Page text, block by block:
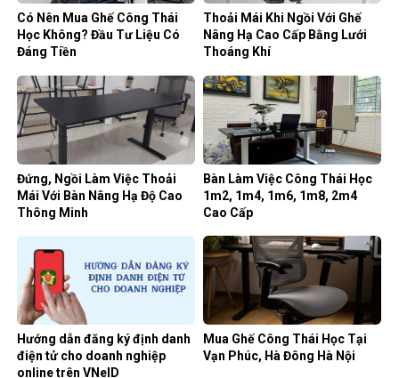
Có Nên Mua Ghế Công Thái
Học Không? Đầu Tư Liệu Có
Đáng Tiền
Thoải Mái Khi Ngồi Với Ghế
Nâng Hạ Cao Cấp Bằng Lưới
Thoáng Khí
Đứng, Ngồi Làm Việc Thoải
Mái Với Bàn Nâng Hạ Độ Cao
Thông Minh
Bàn Làm Việc Công Thái Học
1m2, 1m4, 1m6, 1m8, 2m4
Cao Cấp
Hướng dẫn đăng ký định danh
điện tử cho doanh nghiệp
online trên VNeID
Mua Ghế Công Thái Học Tại
Vạn Phúc, Hà Đông Hà Nội